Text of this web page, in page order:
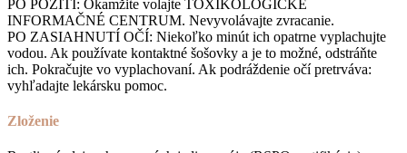
PO POŽITÍ: Okamžite volajte TOXIKOLOGICKÉ
INFORMAČNÉ CENTRUM. Nevyvolávajte zvracanie.
PO ZASIAHNUTÍ OČÍ: Niekoľko minút ich opatrne vyplachujte
vodou. Ak používate kontaktné šošovky a je to možné, odstráňte
ich. Pokračujte vo vyplachovaní. Ak podráždenie očí pretrváva:
vyhľadajte lekársku pomoc.
Zloženie